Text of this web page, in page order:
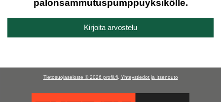
palonsammutuspumppuyksikölle.
Kirjoita arvostelu
Tietosuojaseloste © 2026 profil.fi. Yhteystiedot ja Itsenouto